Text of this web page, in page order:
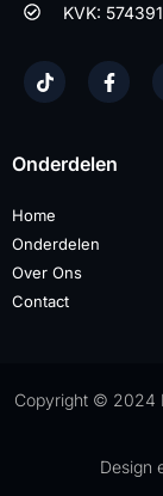
KVK:
Onderdelen
Home
Onderdelen
Over Ons
Contact
Copyright © 2024
Design